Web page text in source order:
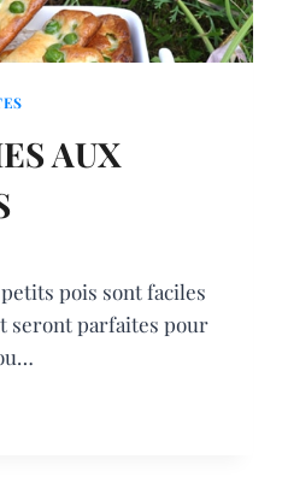
AUX
pois sont faciles
seront parfaites pour